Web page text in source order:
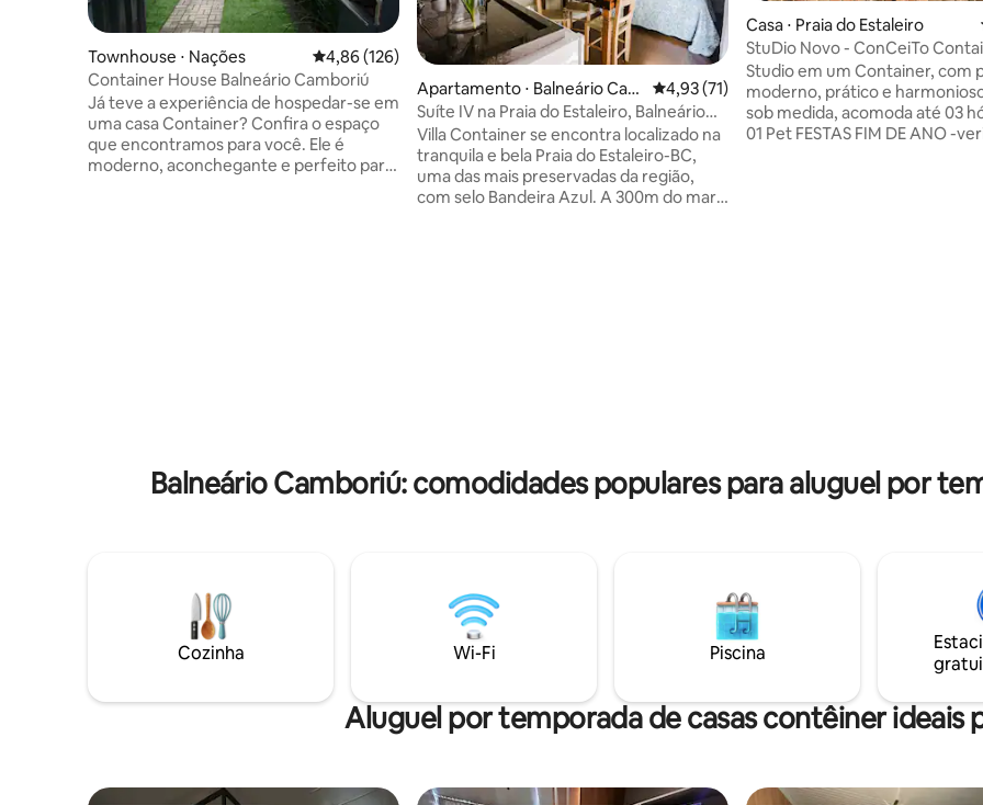
Townhouse ⋅ Nações 4,86 de uma avaliação média de 5, 126 avaliações
4,86 (126)
Container House Balneário Camboriú
Já teve a experiência de hospedar-se em
uma casa Container? Confira o espaço
que encontramos para você. Ele é
moderno, aconchegante e perfeito para
Apartamento ⋅ Balneário Cam
boriú
4,93 de uma avaliação média de 5, 71
4,93 (71)
Suíte IV na Praia do Estaleiro, Balneário
Camboriú
Villa Container se encontra localizado na
tranquila e bela Praia do Estaleiro-BC,
uma das mais preservadas da região,
com selo Bandeira Azul. A 300m do mar
Casa ⋅ Praia do Estaleiro
StuDio Novo - ConCeiTo
InCrível - Ax
Studio em um Container, com
moderno, prático e
sob medida, acomoda até 03
01 Pet FESTAS FIM DE ANO -
Balneário Camboriú: comodidades populares para aluguel por
Cozinha Wi-Fi Piscina
Aluguel por temporada de casas contêiner ideais